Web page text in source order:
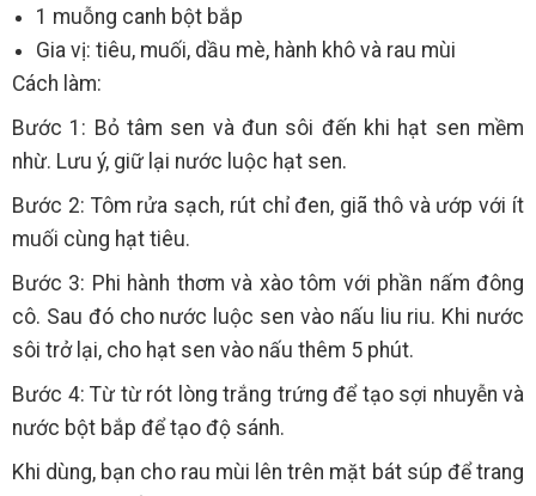
1 muỗng canh bột bắp
Gia vị: tiêu, muối, dầu mè, hành khô và rau mùi
Cách làm:
Bước 1: Bỏ tâm sen và đun sôi đến khi hạt sen mềm
nhừ. Lưu ý, giữ lại nước luộc hạt sen.
Bước 2: Tôm rửa sạch, rút chỉ đen, giã thô và ướp với ít
muối cùng hạt tiêu.
Bước 3: Phi hành thơm và xào tôm với phần nấm đông
cô. Sau đó cho nước luộc sen vào nấu liu riu. Khi nước
sôi trở lại, cho hạt sen vào nấu thêm 5 phút.
Bước 4: Từ từ rót lòng trắng trứng để tạo sợi nhuyễn và
nước bột bắp để tạo độ sánh.
Khi dùng, bạn cho rau mùi lên trên mặt bát súp để trang